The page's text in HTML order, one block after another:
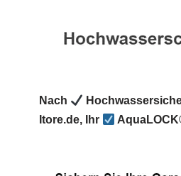
Nach
Itore.de, Ihr